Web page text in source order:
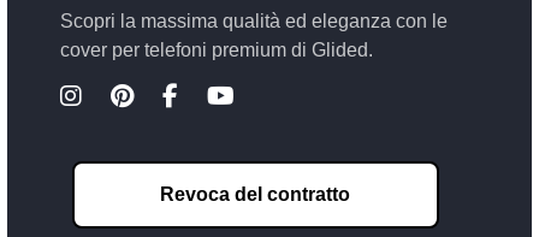
Scopri la massima qualità ed eleganza con le
cover per telefoni premium di Glided.
Revoca del contratto